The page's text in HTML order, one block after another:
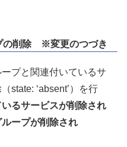
の削除 ※変更のつづき
プと関連付いているサ
state: ‘absent’）を行
るサービスが削除され
ープが削除され